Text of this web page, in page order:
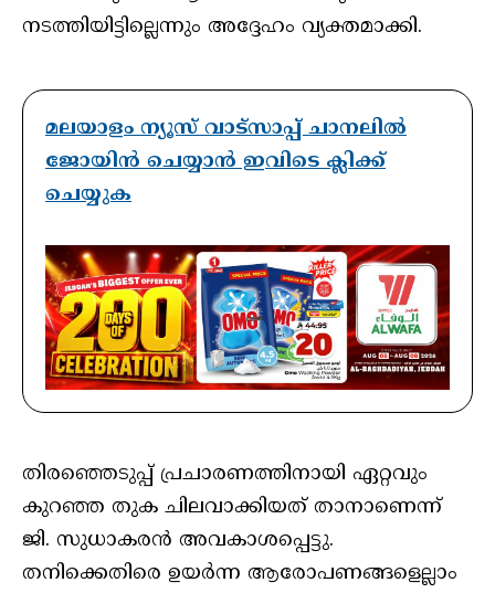
നടത്തിയിട്ടില്ലെന്നും അദ്ദേഹം വ്യക്തമാക്കി.
മലയാളം ന്യൂസ് വാട്സാപ്പ് ചാനലിൽ
ജോയിൻ ചെയ്യാൻ ഇവിടെ ക്ലിക്ക്
ചെയ്യുക
തിരഞ്ഞെടുപ്പ് പ്രചാരണത്തിനായി ഏറ്റവും
കുറഞ്ഞ തുക ചിലവാക്കിയത് താനാണെന്ന്
ജി. സുധാകരൻ അവകാശപ്പെട്ടു.
തനിക്കെതിരെ ഉയർന്ന ആരോപണങ്ങളെല്ലാം